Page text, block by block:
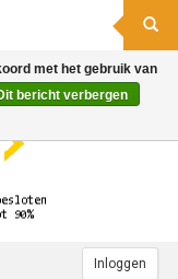
Inloggen
met het gebruik van
bericht verbergen